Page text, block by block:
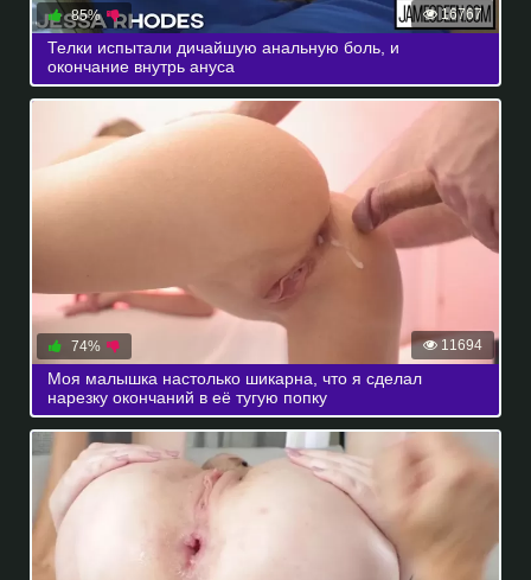
16767
85%
Телки испытали дичайшую анальную боль, и
окончание внутрь ануса
11694
74%
Моя малышка настолько шикарна, что я сделал
нарезку окончаний в её тугую попку